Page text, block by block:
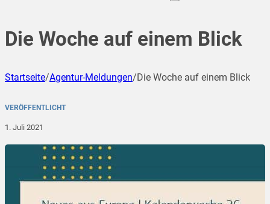
Die Woche auf einem Blick
Startseite/Agentur-Meldungen/Die Woche auf einem Blick
VERÖFFENTLICHT
1. Juli 2021